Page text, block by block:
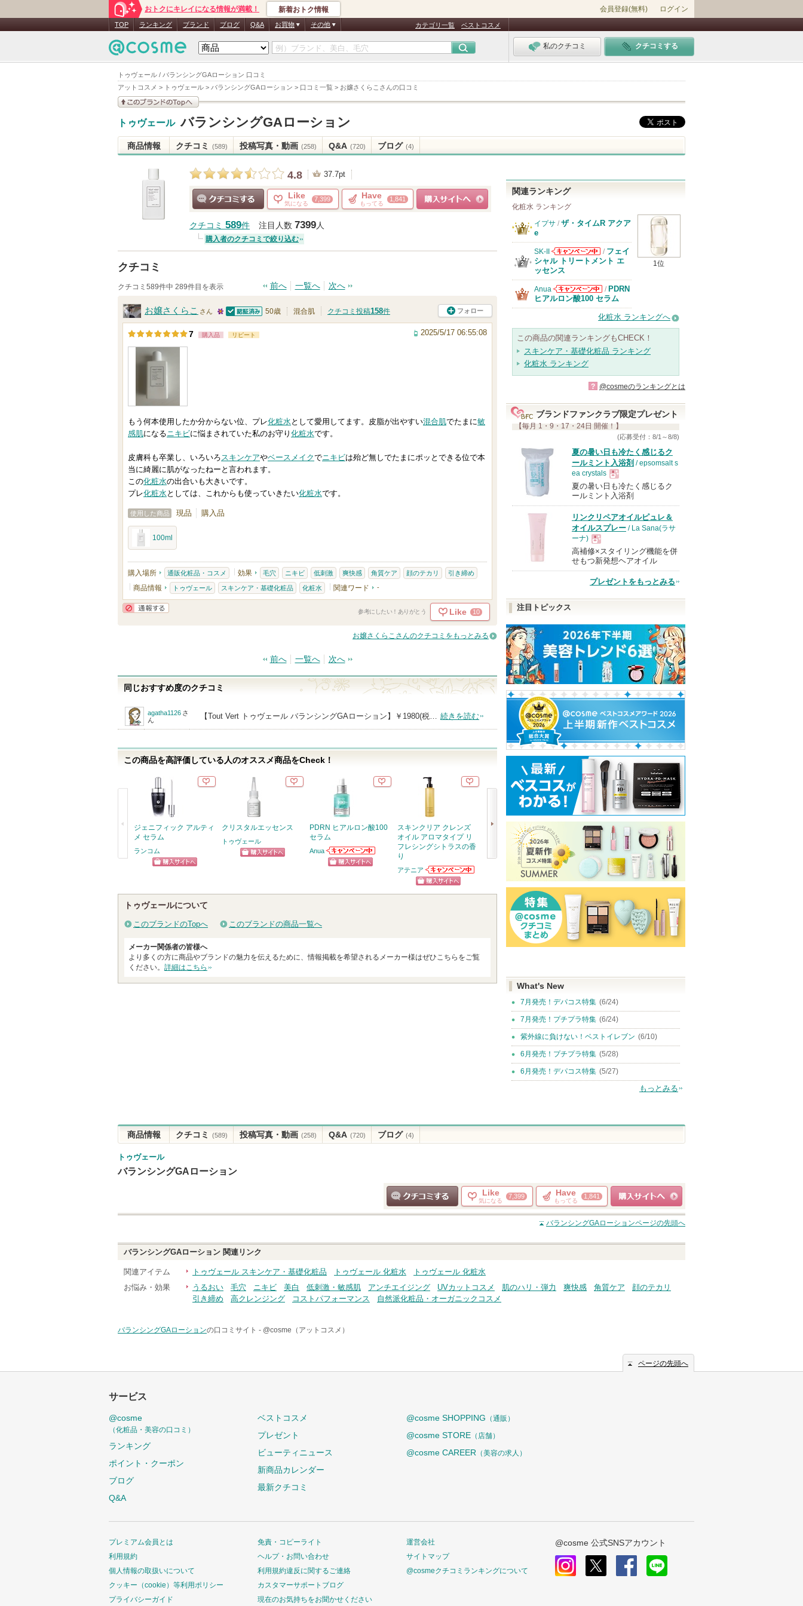
トゥヴェール / バランシングGAローション 口コミ
アットコスメ > トゥヴェール > バランシングGAローション > 口コミ一覧 > お嬢さくらこさんの口コミ
おトクにキレイになる情報が満載！ 新着おトク情報 会員登録(無料) ログイン
TOP ランキング ブランド ブログ Q&A お買物 その他 カテゴリ一覧 ベストコスメ
私のクチコミ クチコミする
このブランドの情報を
トゥヴェール バランシングGAローション
商品情報 クチコミ (589) 投稿写真・動画 (258) Q&A (720) ブログ (4)
4.8 37.7pt
Like
気になる
7,399 Have
もってる
1,841
クチコミ 589件 注目人数 7399人
購入者のクチコミで絞り込む
クチコミ
クチコミ589件中 289件目を表示 前へ 一覧へ 次へ
お嬢さくらこ さん
2
5
ン
ー
に
お
気
登
録
さ
す
認証済
50歳 混合肌 クチコミ投稿158件 フォロー
7 購入品 リピート 2025/5/17 06:55:08
もう何本使用したか分からない位、プレ化粧水として愛用してます。皮脂が出やすい混合肌でたまに敏
感肌になるニキビに悩まされていた私のお守り 化粧水です。
皮膚科も卒業し、いろいろスキンケアやベースメイクでニキビは殆ど無しでたまにポッとできる位で本
当に綺麗に肌がなったねーと言われます。
この化粧水の出合いも大きいです。
プレ化粧水としては、これからも使っていきたい化粧水です。
使用した商品 現品 購入品
100ml
購入場所 通販化粧品・コスメ 効果 毛穴 ニキビ 低刺激 爽快感 角質ケア 顔のテカリ 引き締め
商品情報 トゥヴェール スキンケア・基礎化粧品 化粧水 関連ワード -
参考にしたい！ありがとう Like 10
お嬢さくらこさんのクチコミをもっとみる
前へ 一覧へ 次へ
同じおすすめ度のクチコミ
agatha1126 さ
ん
【Tout Vert トゥヴェール バランシングGAローション】￥1980(税… 続きを読む
この商品を高評価している人のオススメ商品をCheck！
ジェニフィック アルティ
メ セラム
ランコム
クリスタルエッセンス
トゥヴェール
PDRN ヒアルロン酸100
セラム
Anua
Anuaからのお知
らせがあります
スキンクリア クレンズ
オイル アロマタイプ リ
フレシングシトラスの香
り
アテニア
アテニアからの
お知らせがあり
ます
ショッピン
ワンダーシールド
サブリミック
ニベアUV ディーププロ
テクト＆ケア ジェル
ニベア
ショッピン
グサイトへ
タカミスキンピール
タカミ
グサイトへ
トゥヴェールについて
このブランドのTopへ このブランドの商品一覧へ
メーカー関係者の皆様へ
より多くの方に商品やブランドの魅力を伝えるために、情報掲載を希望されるメーカー様はぜひこちらをご覧
ください。 詳細はこちら
関連ランキング
化粧水 ランキング
1位
イプサ / ザ・タイムR アクア
e
SK-II
SK-IIからのお
知らせがありま
/ フェイ
シャル トリートメント エ
ッセンス
Anua
Anuaからのお
知らせがありま
/ PDRN
ヒアルロン酸100 セラム
化粧水 ランキングへ
この商品の関連ランキングもCHECK！
スキンケア・基礎化粧品 ランキング
化粧水 ランキング
? @cosmeのランキングとは
ブランドファンクラブ限定プレゼント
【毎月 1・9・17・24日 開催！】
(応募受付：8/1～8/8)
夏の暑い日も冷たく感じるク
ールミント入浴剤 / epsomsalt s
ea crystals
現
品
夏の暑い日も冷たく感じるク
ールミント入浴剤
リンクリペアオイルピュレ＆
オイルスプレー / La Sana(ラサ
ーナ)
現
品
高補修×スタイリング機能を併
せもつ新発想ヘアオイル
プレゼントをもっとみる
注目トピックス
What's New
7月発売！デパコス特集 (6/24)
7月発売！プチプラ特集 (6/24)
紫外線に負けない！ベストイレブン (6/10)
6月発売！プチプラ特集 (5/28)
6月発売！デパコス特集 (5/27)
もっとみる
商品情報 クチコミ (589) 投稿写真・動画 (258) Q&A (720) ブログ (4)
トゥヴェール
バランシングGAローション
クチコミする
Like
気になる
7,399 Have
もってる
1,841
ショッピングサイト
へ
バランシングGAローションページの先頭へ
バランシングGAローション 関連リンク
関連アイテム トゥヴェール スキンケア・基礎化粧品 トゥヴェール 化粧水
トゥヴェール 化粧水
お悩み・効果
うるおい 毛穴 ニキビ 美白 低刺激・敏感肌 アンチエイジング UVカットコスメ 肌のハリ・弾力 爽快感 角質ケア
顔のテカリ
引き締め
高クレンジング コストパフォーマンス 自然派化粧品・オーガニックコスメ
バランシングGAローションの口コミサイト - @cosme（アットコスメ）
ページの先頭へ
サービス
@cosme
（化粧品・美容の口コミ）
ランキング
ポイント・クーポン
ブログ
Q&A
ベストコスメ
プレゼント
ビューティニュース
新商品カレンダー
最新クチコミ
@cosme SHOPPING （通販）
@cosme STORE （店舗）
@cosme CAREER （美容の求人）
プレミアム会員とは
利用規約
個人情報の取扱いについて
クッキー（cookie）等利用ポリシー
プライバシーガイド
免責・コピーライト
ヘルプ・お問い合わせ
利用規約違反に関するご連絡
カスタマーサポートブログ
現在のお気持ちをお聞かせください
運営会社
サイトマップ
@cosmeクチコミランキングについて
@cosme 公式SNSアカウント